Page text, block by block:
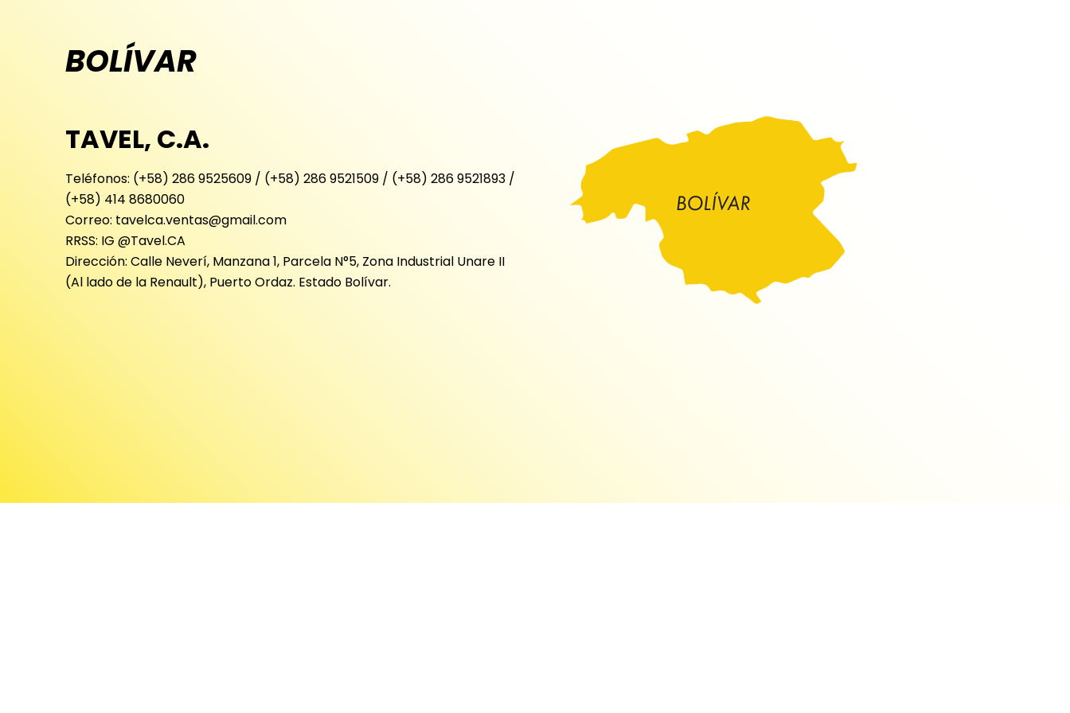
BOLÍVAR
TAVEL, C.A.
Teléfonos: (+58) 286 9525609 / (+58) 286 9521509 / (+58) 286 9521893 /
(+58) 414 8680060
Correo: tavelca.ventas@gmail.com
RRSS: IG @Tavel.CA
Dirección: Calle Neverí, Manzana 1, Parcela N°5, Zona Industrial Unare II
(Al lado de la Renault), Puerto Ordaz. Estado Bolívar.